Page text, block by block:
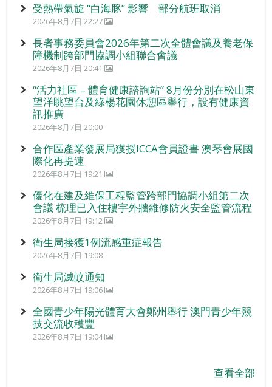
受熱帶氣旋 “白海豚” 影響 部分航班取消
2026年8月7日 22:27
長者事務委員會2026年第二次全體會議及養老保
障機制跨部門協調小組聯合會議
2026年8月7日 20:41
“活力社區 – 體育健康諮詢站” 8月份分別在松山東
望洋眺望台及綠楊花園休憩區舉行，設有健康資
訊推廣
2026年8月7日 20:00
合作區產業發展局獲授ICCA會員證書 澳琴會展國
際化再提速
2026年8月7日 19:21
優化在建及維保工程監管跨部門協調小組第二次
會議 梳理已入住樓宇外牆維修防火安全監管流程
2026年8月7日 19:12
衛生局接獲1例流感重症報告
2026年8月7日 19:08
衛生局滅蚊通知
2026年8月7日 19:06
全國青少年陽光體育大會鄭州舉行 澳門青少年競
技交流收穫豐
2026年8月7日 19:04
查看全部